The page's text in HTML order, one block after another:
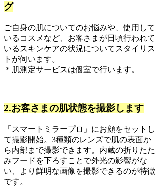
グ
ご自身の肌についてのお悩みや、使用して
いるコスメなど、お客さまが日頃行われて
いるスキンケアの状況についてスタイリス
トが伺います。
＊肌測定サービスは個室で行います。
2.お客さまの肌状態を撮影します
「スマートミラープロ」にお顔をセットし
て撮影開始。3種類のレンズで肌の表面か
ら内部まで撮影できます。内蔵の折りたた
みフードを下ろすことで外光の影響がな
い、より鮮明な画像を撮影できるのが特徴
です。